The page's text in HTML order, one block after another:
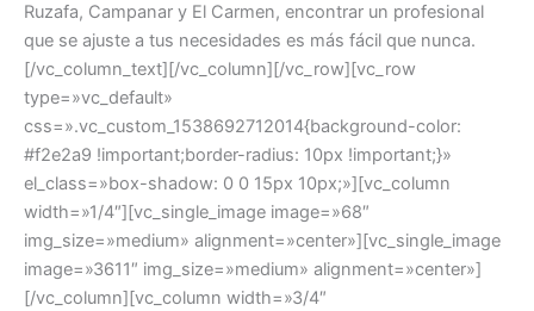
Ruzafa, Campanar y El Carmen, encontrar un profesional
que se ajuste a tus necesidades es más fácil que nunca.
[/vc_column_text][/vc_column][/vc_row][vc_row
type=»vc_default»
css=».vc_custom_1538692712014{background-color:
#f2e2a9 !important;border-radius: 10px !important;}»
el_class=»box-shadow: 0 0 15px 10px;»][vc_column
width=»1/4″][vc_single_image image=»68″
img_size=»medium» alignment=»center»][vc_single_image
image=»3611″ img_size=»medium» alignment=»center»]
[/vc_column][vc_column width=»3/4″